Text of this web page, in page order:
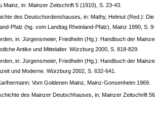
in: Mainzer Zeitschrift 5 (1910), S. 23-43.
des Deutschordenshauses, in: Mathy, Helmut (Red.):
Pfalz (hg. vom Landtag Rheinland-Pfalz), Mainz 1990, S. 9-
in: Jürgensmeier, Friedhelm (Hg.): Handbuch der
Antike und Mittelalter. Würzburg 2000, S. 818-829.
in: Jürgensmeier, Friedhelm (Hg.): Handbuch der
und Moderne. Würzburg 2002, S. 632-641.
Vom Goldenen Mainz, Mainz-Gonsenheim 1969.
des Mainzer Deutschhauses, in: Mainzer Zeitschrift